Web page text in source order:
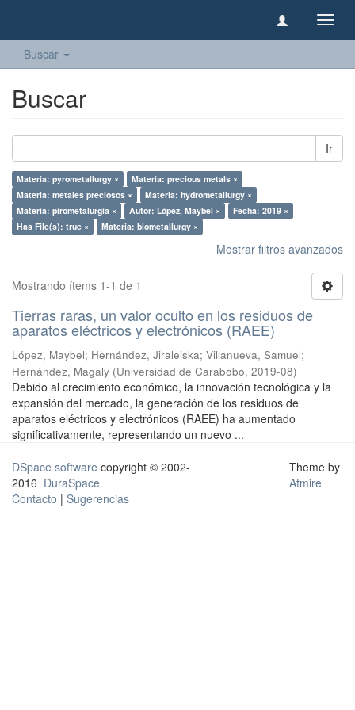
Buscar
Buscar
Ir
Materia: pyrometallurgy ×
Materia: precious metals ×
Materia: metales preciosos ×
Materia: hydrometallurgy ×
Materia: pirometalurgia ×
Autor: López, Maybel ×
Fecha: 2019 ×
Has File(s): true ×
Materia: biometallurgy ×
Mostrar filtros avanzados
Mostrando ítems 1-1 de 1
Tierras raras, un valor oculto en los residuos de
aparatos eléctricos y electrónicos (RAEE)
López, Maybel; Hernández, Jiraleiska; Villanueva, Samuel;
Hernández, Magaly (Universidad de Carabobo, 2019-08)
Debido al crecimiento económico, la innovación tecnológica y la
expansión del mercado, la generación de los residuos de
aparatos eléctricos y electrónicos (RAEE) ha aumentado
significativamente, representando un nuevo ...
DSpace software copyright © 2002-
2016 DuraSpace
Contacto | Sugerencias
Theme by
Atmire